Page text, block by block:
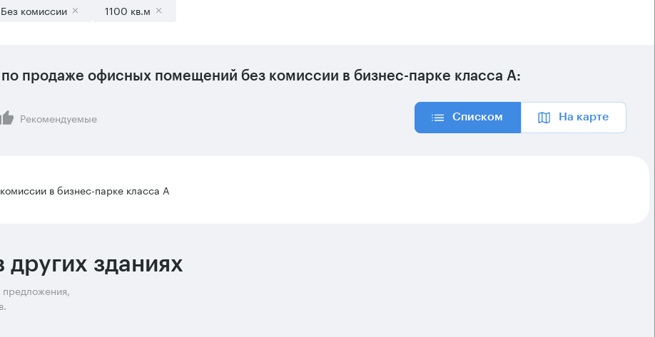
Без комиссии 1100 кв.м
по продаже офисных помещений без комиссии в бизнес-парке класса А:
Рекомендуемые Списком На карте
в бизнес-парке класса А
зданиях